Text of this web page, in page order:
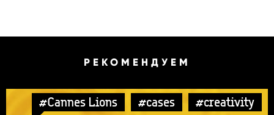
РЕКОМЕНДУЕМ
#Cannes Lions #cases #creativity